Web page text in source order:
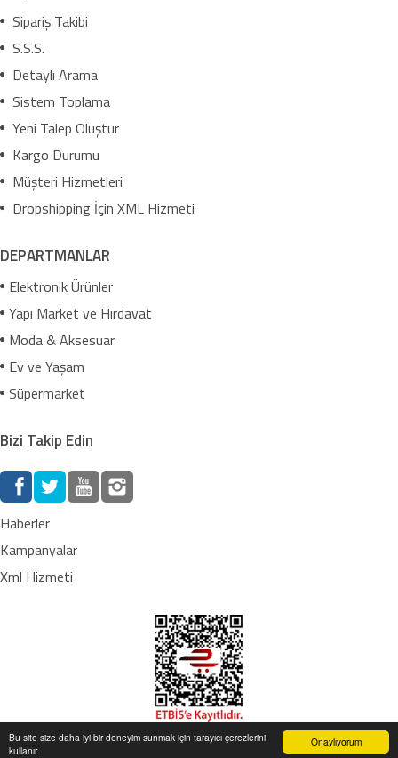
Onaylıyorum
Bu site size daha iyi bir deneyim sunmak için tarayıcı çerezlerini
kullanır.
Sipariş Takibi
S.S.S.
Detaylı Arama
Sistem Toplama
Yeni Talep Oluştur
Kargo Durumu
Müşteri Hizmetleri
Dropshipping İçin XML Hizmeti
DEPARTMANLAR
Elektronik Ürünler
Yapı Market ve Hırdavat
Moda & Aksesuar
Ev ve Yaşam
Süpermarket
Bizi Takip Edin
Haberler
Kampanyalar
Xml Hizmeti